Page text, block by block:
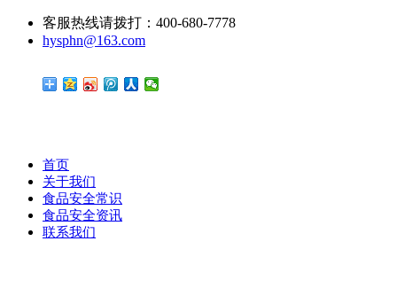
客服热线请拨打：400-680-7778
hysphn@163.com
首页
关于我们
食品安全常识
食品安全资讯
联系我们